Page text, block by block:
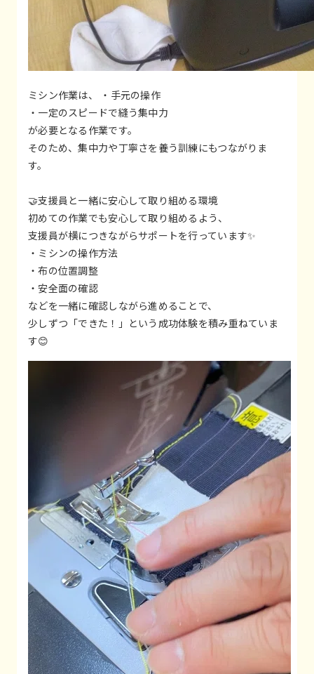
ミシン作業は、 ・手元の操作
・一定のスピードで縫う集中力
が必要となる作業です。
そのため、集中力や丁寧さを養う訓練にもつながりま
す。
🤝支援員と一緒に安心して取り組める環境
初めての作業でも安心して取り組めるよう、
支援員が横につきながらサポートを行っています✨
・ミシンの操作方法
・布の位置調整
・安全面の確認
などを一緒に確認しながら進めることで、
少しずつ「できた！」という成功体験を積み重ねていま
す😊